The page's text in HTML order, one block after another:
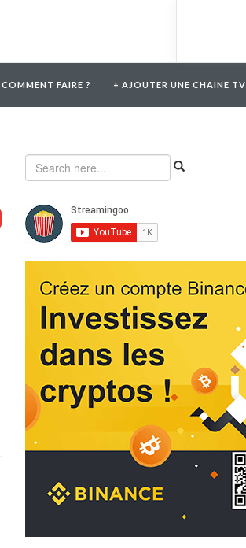
COMMENT FAIRE ? + AJOUTER UNE CHAINE TV